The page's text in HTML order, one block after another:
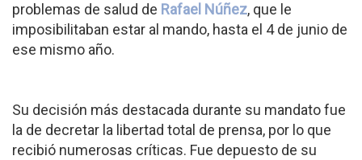
problemas de salud de Rafael Núñez, que le
imposibilitaban estar al mando, hasta el 4 de junio de
ese mismo año.
Su decisión más destacada durante su mandato fue
la de decretar la libertad total de prensa, por lo que
recibió numerosas críticas. Fue depuesto de su